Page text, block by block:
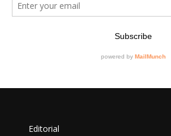
Editorial